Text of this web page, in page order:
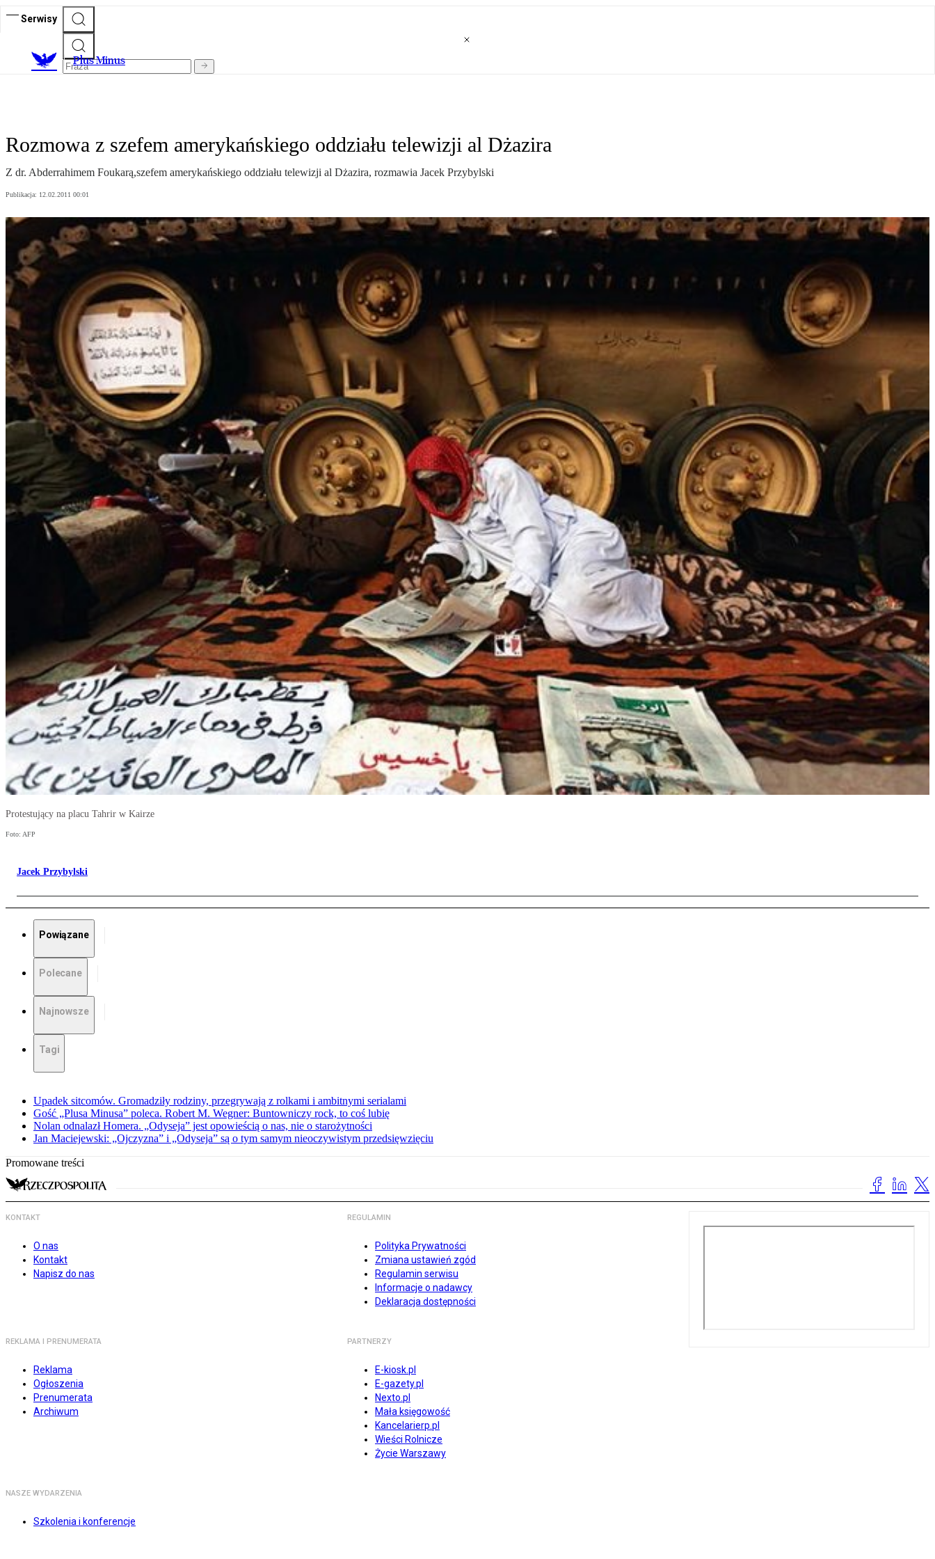
Serwisy
Plus Minus
Rozmowa z szefem amerykańskiego oddziału telewizji al Dżazira
Z dr. Abderrahimem Foukarą,szefem amerykańskiego oddziału telewizji al Dżazira, rozmawia Jacek Przybylski
Publikacja: 12.02.2011 00:01
Protestujący na placu Tahrir w Kairze
Foto: AFP
Jacek Przybylski
Powiązane
Polecane
Najnowsze
Tagi
Upadek sitcomów. Gromadziły rodziny, przegrywają z rolkami i ambitnymi serialami
Gość „Plusa Minusa” poleca. Robert M. Wegner: Buntowniczy rock, to coś lubię
Nolan odnalazł Homera. „Odyseja” jest opowieścią o nas, nie o starożytności
Jan Maciejewski: „Ojczyzna” i „Odyseja” są o tym samym nieoczywistym przedsięwzięciu
Promowane treści
KONTAKT
O nas
Kontakt
Napisz do nas
REGULAMIN
Polityka Prywatności
Zmiana ustawień zgód
Regulamin serwisu
Informacje o nadawcy
Deklaracja dostępności
REKLAMA I PRENUMERATA
Reklama
Ogłoszenia
Prenumerata
Archiwum
PARTNERZY
E-kiosk.pl
E-gazety.pl
Nexto.pl
Mała księgowość
Kancelarierp.pl
Wieści Rolnicze
Życie Warszawy
NASZE WYDARZENIA
Szkolenia i konferencje